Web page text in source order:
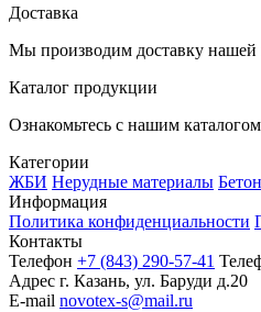
Доставка
Мы производим доставку нашей
Каталог продукции
Ознакомьтесь с нашим
Категории
ЖБИ Нерудные материалы Бетон
Информация
Политика конфиденциальности
Контакты
Телефон +7 (843) 290-57-41
Адрес г. Казань, ул. Баруди д.20
E-mail novotex-s@mail.ru